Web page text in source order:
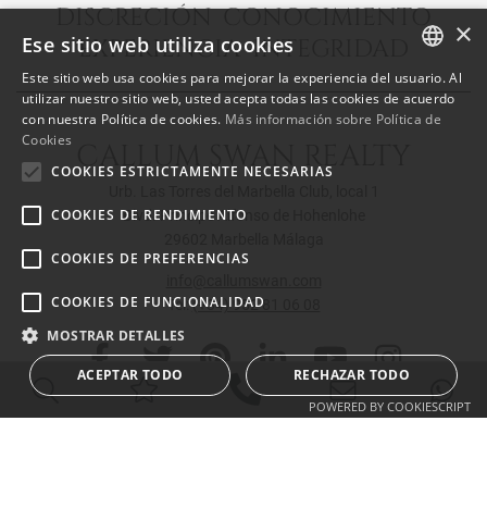
DISCRECIÓN CONOCIMIENTO
EXPERIENCIA INTEGRIDAD
CALLUM SWAN REALTY
Blvd. Principe Alfonso de Hohenlohe
Tel:(+34) 952 81 06 08
ENGLISH
SPANISH
×
Ese sitio web utiliza cookies
Este sitio web usa cookies para mejorar la experiencia del usuario. Al
utilizar nuestro sitio web, usted acepta todas las cookies de acuerdo
con nuestra Política de cookies. Más información sobre Política de
Cookies
COOKIES ESTRICTAMENTE NECESARIAS
COOKIES DE RENDIMIENTO
COOKIES DE PREFERENCIAS
COOKIES DE FUNCIONALIDAD
MOSTRAR DETALLES
ACEPTAR TODO RECHAZAR TODO
POWERED BY COOKIESCRIPT